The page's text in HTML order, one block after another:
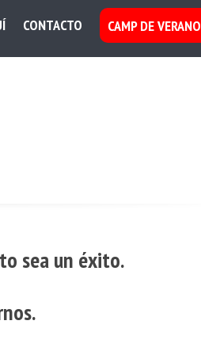
CONTACTO CAMP DE VERANO
sea un éxito.